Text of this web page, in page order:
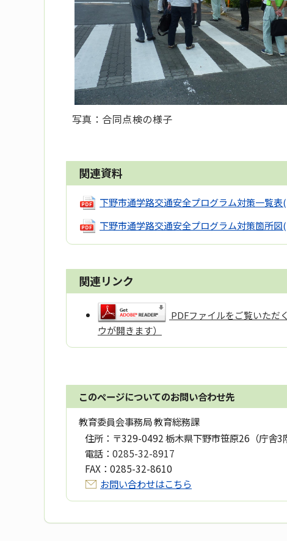
写真：合同点検の様子
関連資料
下野市通学路交通安全プログラム対策一覧表
下野市通学路交通安全プログラム対策箇所図
関連リンク
PDFファイルをご覧いただ
ウが開きます）
このページについてのお問い合わせ先
教育委員会事務局 教育総務課
住所： 〒329-0492 栃木県下野市笹原26（庁舎3
電話： 0285-32-8917
FAX： 0285-32-8610
お問い合わせはこちら